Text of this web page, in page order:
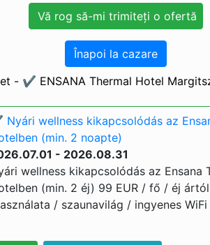
Înapoi la cazare
- ✔️ ENSANA Thermal Hotel
wellness kikapcsolódás az
(min. 2 noapte)
- 2026.08.31
wellness kikapcsolódás az Ensana
(min. 2 éj) 99 EUR / fő / éj
/ szaunavilág / ingyenes